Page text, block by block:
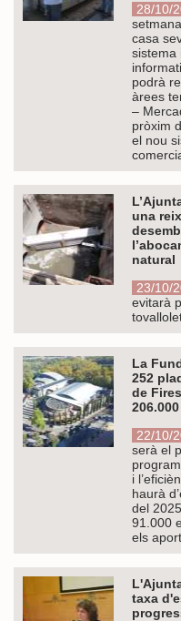
28/10/
casa
sistema
podrà
àrees
–
pròxim
el nou
una
natural
23/10/
evitarà
La
252
de
22/10/
serà el
i
haurà
del
91.000
els
taxa